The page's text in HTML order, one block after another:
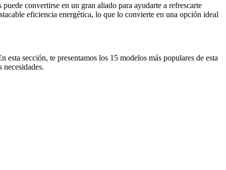
convertirse en un gran aliado para ayudarte a refrescarte
eficiencia energética, lo que lo convierte en una opción ideal
sección, te presentamos los 15 modelos más populares de esta